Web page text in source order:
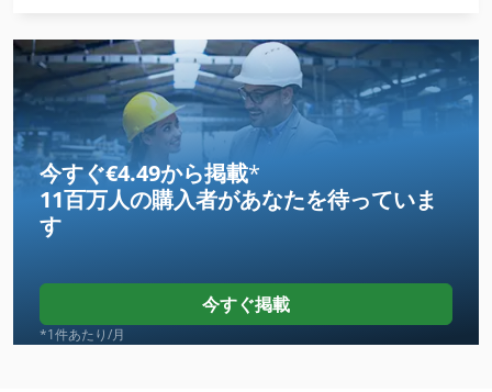
Case Ih 5140
Case Ih 5800
Case Ih 7120
Case Ih 7250
Case Ih 8010
Case Ih Cvx 1155
Case Ih Cvx 1170
今すぐ€4.49から掲載*
11百万人の購入者があなたを待っていま
す
今すぐ掲載
*1件あたり/月